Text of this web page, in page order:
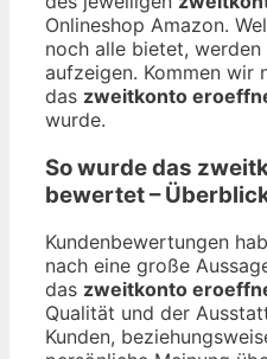
Onlineshop Amazon.
noch alle bietet,
aufzeigen. Kommen wir
das zweitkonto
wurde.
So wurde das
bewertet –
Kundenbewertungen
nach eine große
das zweitkonto
Qualität und der
Kunden,